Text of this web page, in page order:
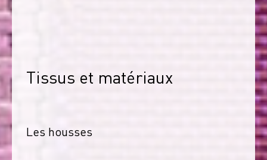
Tissus et matériaux
Les housses